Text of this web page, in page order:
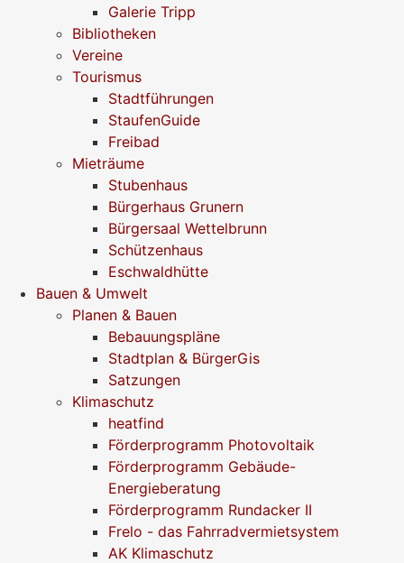
Galerie Tripp
Bibliotheken
Vereine
Tourismus
Stadtführungen
StaufenGuide
Freibad
Mieträume
Stubenhaus
Bürgerhaus Grunern
Bürgersaal Wettelbrunn
Schützenhaus
Eschwaldhütte
Bauen & Umwelt
Planen & Bauen
Bebauungspläne
Stadtplan & BürgerGis
Satzungen
Klimaschutz
heatfind
Förderprogramm Photovoltaik
Förderprogramm Gebäude-
Energieberatung
Förderprogramm Rundacker II
Frelo - das Fahrradvermietsystem
AK Klimaschutz